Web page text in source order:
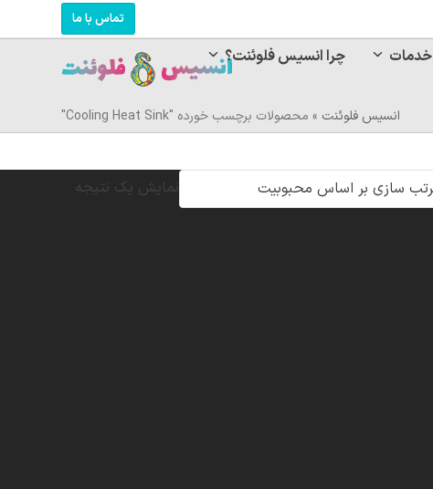
تماس با ما
چرا انسیس فلوئنت؟ خدمات
انسیس فلوئنت » محصولات برچسب خورده "Cooling Heat Sink"
نمایش یک نتیجه